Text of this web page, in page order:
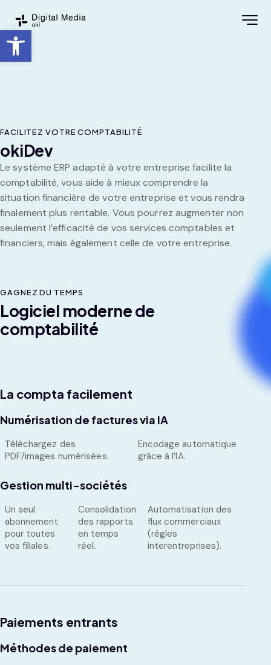
Ouvrir la barre d’outils
FACILITEZ VOTRE COMPTABILITÉ
okiDev
Le système ERP adapté à votre entreprise facilite la
comptabilité, vous aide à mieux comprendre la
situation financière de votre entreprise et vous rendra
finalement plus rentable. Vous pourrez augmenter non
seulement l’efficacité de vos services comptables et
financiers, mais également celle de votre entreprise.
GAGNEZ DU TEMPS
Logiciel moderne de
comptabilité
La compta facilement
Numérisation de factures via IA
Téléchargez des
PDF/images numérisées.
Encodage automatique
grâce à l’IA.
Gestion multi-sociétés
Un seul
abonnement
pour toutes
vos filiales.
Consolidation
des rapports
en temps
réel.
Automatisation des
flux commerciaux
(règles
interentreprises).
Paiements entrants
Méthodes de paiement